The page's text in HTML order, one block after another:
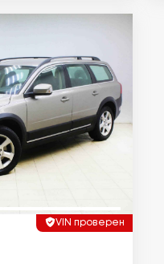
VIN проверен